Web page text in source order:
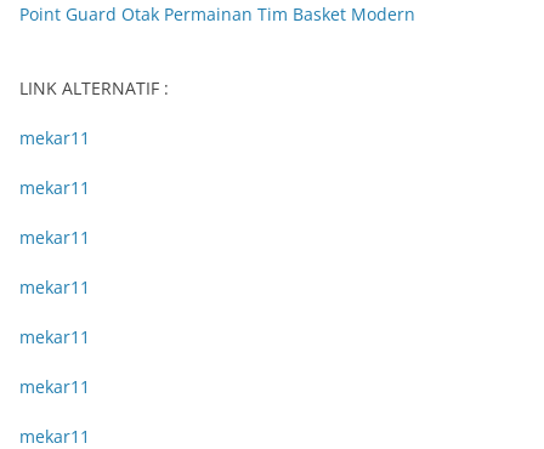
Point Guard Otak Permainan Tim Basket Modern
LINK ALTERNATIF :
mekar11
mekar11
mekar11
mekar11
mekar11
mekar11
mekar11